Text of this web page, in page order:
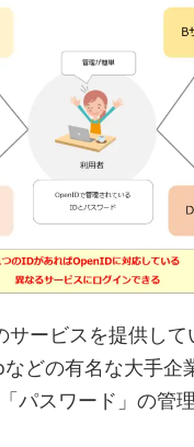
サービスを提供して
どの有名な大手企
パスワード」の管